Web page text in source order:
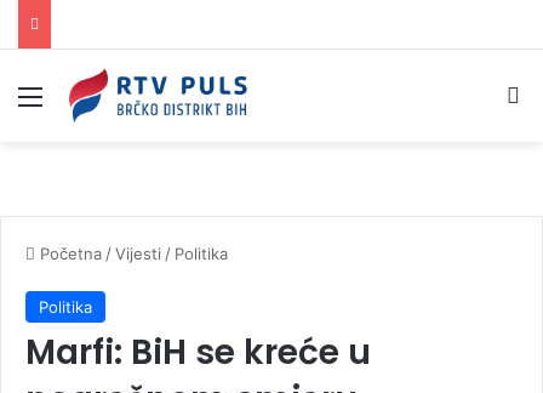
Izbornik
Početna /Vijesti / Politika
Politika
Marfi: BiH se kreće u